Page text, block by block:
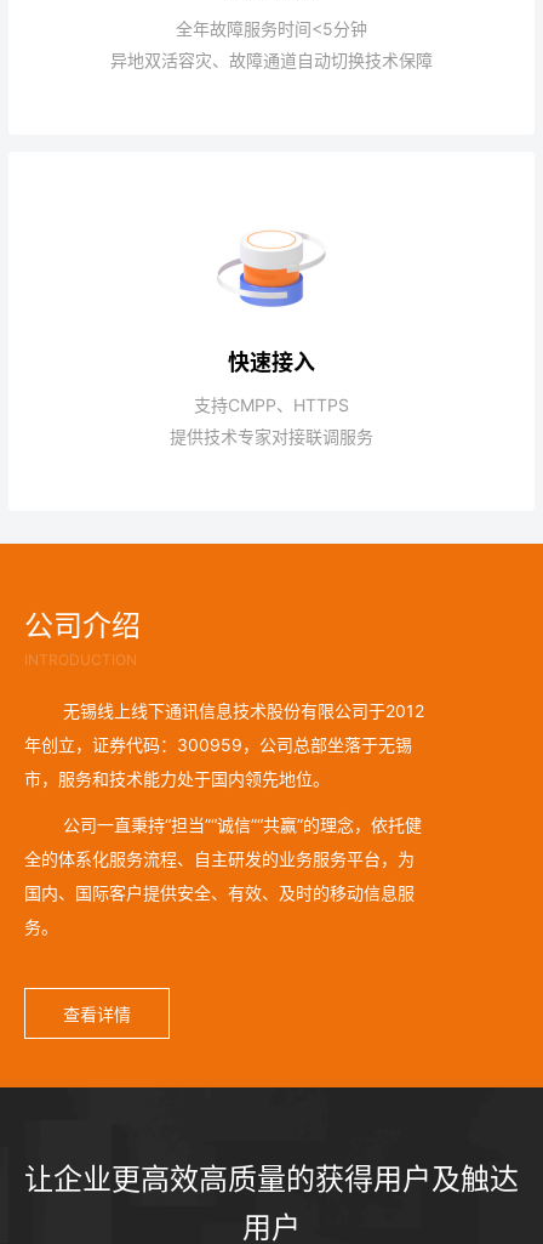
全年故障服务时间<5分钟
异地双活容灾、故障通道自动切换技术保障
快速接入
支持CMPP、HTTPS
提供技术专家对接联调服务
公司介绍
INTRODUCTION
无锡线上线下通讯信息技术股份有限公司于2012
年创立，证券代码：300959，公司总部坐落于无锡
市，服务和技术能力处于国内领先地位。
公司一直秉持“担当”“诚信”“共赢”的理念，依托健
全的体系化服务流程、自主研发的业务服务平台，为
国内、国际客户提供安全、有效、及时的移动信息服
务。
查看详情
让企业更高效高质量的获得用户及触达
用户